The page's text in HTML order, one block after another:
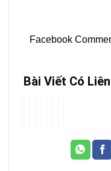
Facebook
Bài Viết Có
khung
ghép